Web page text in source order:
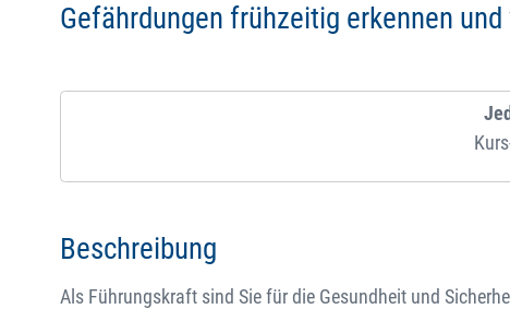
Gefährdungen frühzeitig erkennen
Beschreibung
Als Führungskraft sind Sie für die Gesundheit und